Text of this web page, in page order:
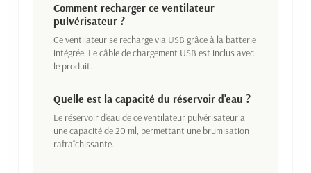
Comment recharger ce ventilateur
pulvérisateur ?
Ce ventilateur se recharge via USB grâce à la batterie
intégrée. Le câble de chargement USB est inclus avec
le produit.
Quelle est la capacité du réservoir d'eau ?
Le réservoir d'eau de ce ventilateur pulvérisateur a
une capacité de 20 ml, permettant une brumisation
rafraîchissante.